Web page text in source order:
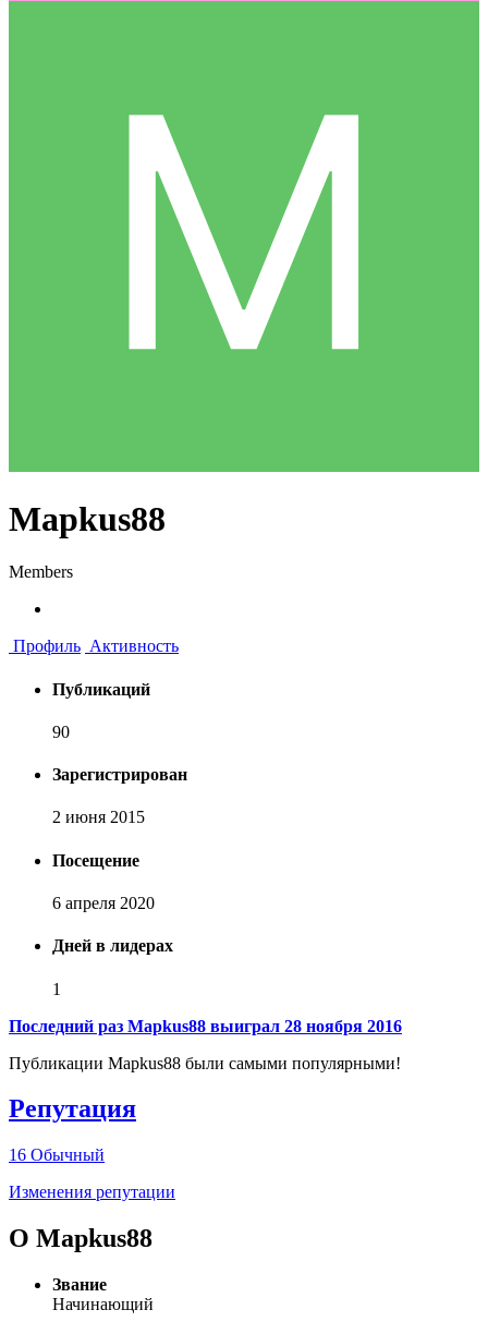
Mapkus88
Members
Профиль Активность
Публикаций
90
Зарегистрирован
2 июня 2015
Посещение
6 апреля 2020
Дней в лидерах
1
Последний раз Mapkus88 выиграл 28 ноября 2016
Публикации Mapkus88 были самыми популярными!
Репутация
16 Обычный
Изменения репутации
О Mapkus88
Звание
Начинающий